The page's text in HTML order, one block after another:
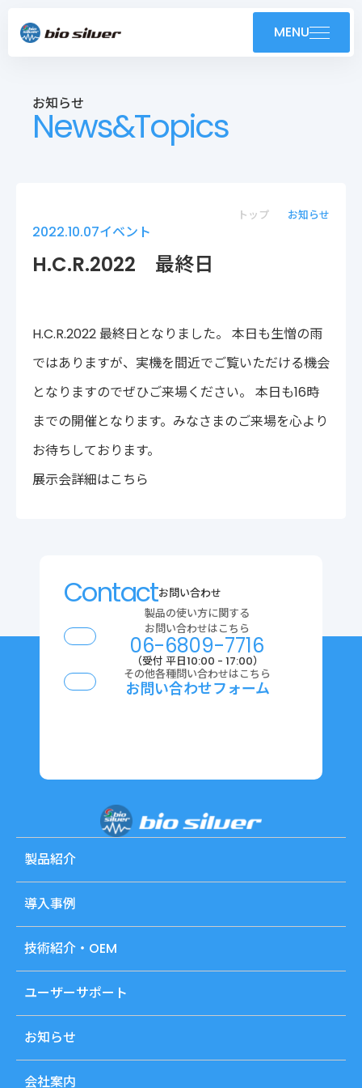
MENU
製品紹介
技術紹介・OEM
会社案内
株式会社バイオシルバー
神奈川県横浜市港北区新横浜2-14-4 シルバービル1F
プライバシーポリシー
免責事項
各種サービス利用規約
お知らせ
News&Topics
トップ お知らせ
2022.10.07イベント
H.C.R.2022 最終日
H.C.R.2022 最終日となりました。 本日も生憎の雨
ではありますが、実機を間近でご覧いただける機会
となりますのでぜひご来場ください。 本日も16時
までの開催となります。みなさまのご来場を心より
お待ちしております。
展示会詳細はこちら
Contactお問い合わせ
製品の使い方に関する
お問い合わせはこちら
06-6809-7716
（受付 平日10:00 - 17:00）
その他各種問い合わせはこちら
お問い合わせフォーム
製品紹介
導入事例
技術紹介・OEM
ユーザーサポート
お知らせ
会社案内